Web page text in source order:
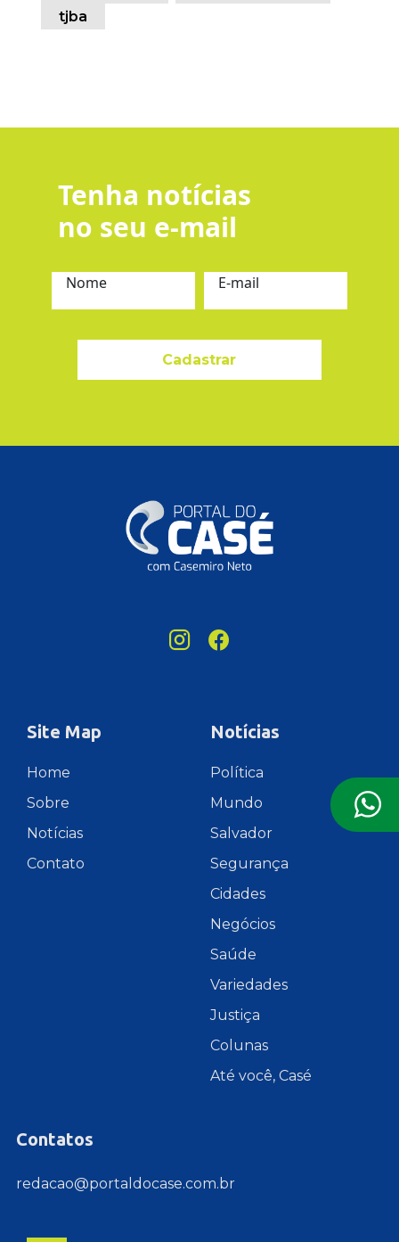
tjba
Tenha notícias
no seu e-mail
Nome E-mail
Cadastrar
Site Map
Home
Sobre
Notícias
Contato
Notícias
Política
Mundo
Salvador
Segurança
Cidades
Negócios
Saúde
Variedades
Justiça
Colunas
Até você, Casé
Contatos
redacao@portaldocase.com.br